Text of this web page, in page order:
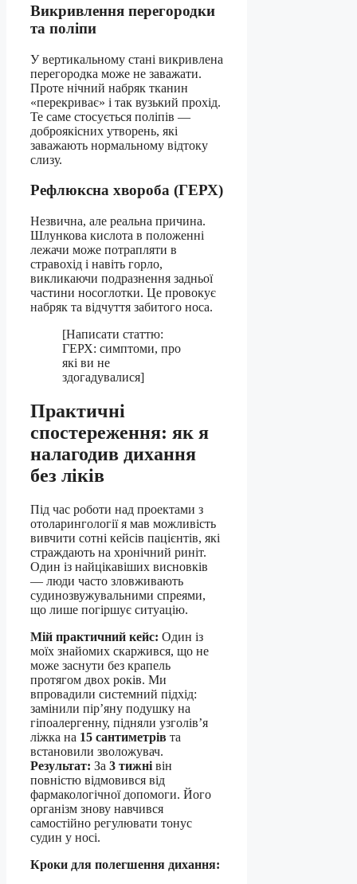
Викривлення перегородки
та поліпи
У вертикальному стані викривлена
перегородка може не заважати.
Проте нічний набряк тканин
«перекриває» і так вузький прохід.
Те саме стосується поліпів —
доброякісних утворень, які
заважають нормальному відтоку
слизу.
Рефлюксна хвороба (ГЕРХ)
Незвична, але реальна причина.
Шлункова кислота в положенні
лежачи може потрапляти в
стравохід і навіть горло,
викликаючи подразнення задньої
частини носоглотки. Це провокує
набряк та відчуття забитого носа.
[Написати статтю:
ГЕРХ: симптоми, про
які ви не
здогадувалися]
Практичні
спостереження: як я
налагодив дихання
без ліків
Під час роботи над проектами з
отоларингології я мав можливість
вивчити сотні кейсів пацієнтів, які
страждають на хронічний риніт.
Один із найцікавіших висновків
— люди часто зловживають
судинозвужувальними спреями,
що лише погіршує ситуацію.
Мій практичний кейс: Один із
моїх знайомих скаржився, що не
може заснути без крапель
протягом двох років. Ми
впровадили системний підхід:
замінили пір’яну подушку на
гіпоалергенну, підняли узголів’я
ліжка на 15 сантиметрів та
встановили зволожувач.
Результат: За 3 тижні він
повністю відмовився від
фармакологічної допомоги. Його
організм знову навчився
самостійно регулювати тонус
судин у носі.
Кроки для полегшення дихання: